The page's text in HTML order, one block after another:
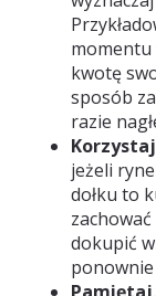
momentu
kwotę
sposób
razie
jeżeli
dołku to
dokupić